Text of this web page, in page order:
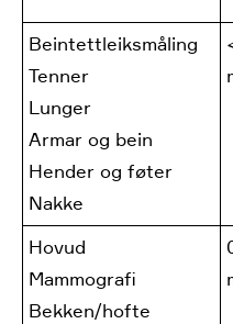
Beintettleiksmåling
Tenner
Lunger
Armar og bein
Hender og føter
Nakke
Hovud
Mammografi
Bekken/hofte